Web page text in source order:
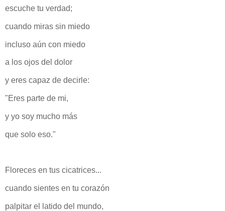
escuche tu verdad;
cuando miras sin miedo
incluso aún con miedo
a los ojos del dolor
y eres capaz de decirle:
"Eres parte de mi,
y yo soy mucho más
que solo eso."
Floreces en tus cicatrices...
cuando sientes en tu corazón
palpitar el latido del mundo,